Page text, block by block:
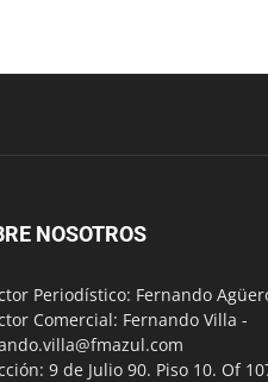
NOSOTROS
Periodístico: Fernando
Comercial: Fernando Villa -
9 de Julio 90. Piso 10. Of